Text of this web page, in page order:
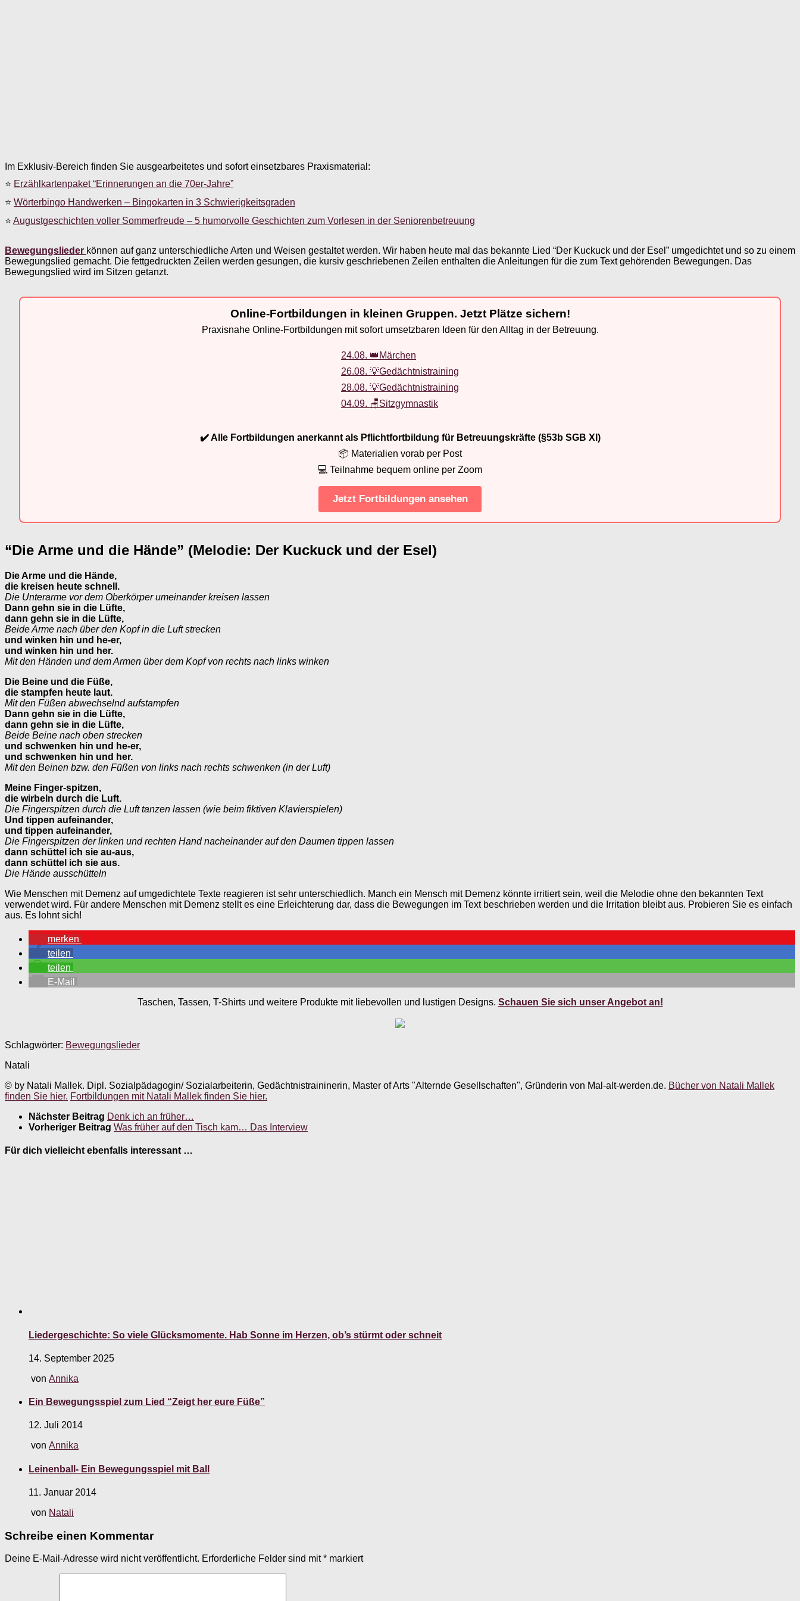
Im Exklusiv-Bereich finden Sie ausgearbeitetes und sofort einsetzbares Praxismaterial:
⭐ Erzählkartenpaket “Erinnerungen an die 70er-Jahre”
⭐ Wörterbingo Handwerken – Bingokarten in 3 Schwierigkeitsgraden
⭐ Augustgeschichten voller Sommerfreude – 5 humorvolle Geschichten zum Vorlesen in der Seniorenbetreuung
Bewegungslieder können auf ganz unterschiedliche Arten und Weisen gestaltet werden. Wir haben heute mal das bekannte Lied “Der Kuckuck und der Esel” umgedichtet und so zu einem
Bewegungslied gemacht. Die fettgedruckten Zeilen werden gesungen, die kursiv geschriebenen Zeilen enthalten die Anleitungen für die zum Text gehörenden Bewegungen. Das
Bewegungslied wird im Sitzen getanzt.
Online-Fortbildungen in kleinen Gruppen. Jetzt Plätze sichern!
Praxisnahe Online-Fortbildungen mit sofort umsetzbaren Ideen für den Alltag in der Betreuung.
24.08. 👑Märchen
26.08. 💡Gedächtnistraining
28.08. 💡Gedächtnistraining
04.09. 🪑Sitzgymnastik
✔️ Alle Fortbildungen anerkannt als Pflichtfortbildung für Betreuungskräfte (§53b SGB XI)
📦 Materialien vorab per Post
💻 Teilnahme bequem online per Zoom
Jetzt Fortbildungen ansehen
“Die Arme und die Hände” (Melodie: Der Kuckuck und der Esel)
Die Arme und die Hände,
die kreisen heute schnell.
Die Unterarme vor dem Oberkörper umeinander kreisen lassen
Dann gehn sie in die Lüfte,
dann gehn sie in die Lüfte,
Beide Arme nach über den Kopf in die Luft strecken
und winken hin und he-er,
und winken hin und her.
Mit den Händen und dem Armen über dem Kopf von rechts nach links winken
Die Beine und die Füße,
die stampfen heute laut.
Mit den Füßen abwechselnd aufstampfen
Dann gehn sie in die Lüfte,
dann gehn sie in die Lüfte,
Beide Beine nach oben strecken
und schwenken hin und he-er,
und schwenken hin und her.
Mit den Beinen bzw. den Füßen von links nach rechts schwenken (in der Luft)
Meine Finger-spitzen,
die wirbeln durch die Luft.
Die Fingerspitzen durch die Luft tanzen lassen (wie beim fiktiven Klavierspielen)
Und tippen aufeinander,
und tippen aufeinander,
Die Fingerspitzen der linken und rechten Hand nacheinander auf den Daumen tippen lassen
dann schüttel ich sie au-aus,
dann schüttel ich sie aus.
Die Hände ausschütteln
Wie Menschen mit Demenz auf umgedichtete Texte reagieren ist sehr unterschiedlich. Manch ein Mensch mit Demenz könnte irritiert sein, weil die Melodie ohne den bekannten Text
verwendet wird. Für andere Menschen mit Demenz stellt es eine Erleichterung dar, dass die Bewegungen im Text beschrieben werden und die Irritation bleibt aus. Probieren Sie es einfach
aus. Es lohnt sich!
merken
teilen
teilen
E-Mail
Taschen, Tassen, T-Shirts und weitere Produkte mit liebevollen und lustigen Designs. Schauen Sie sich unser Angebot an!
Schlagwörter: Bewegungslieder
Natali
© by Natali Mallek. Dipl. Sozialpädagogin/ Sozialarbeiterin, Gedächtnistraininerin, Master of Arts "Alternde Gesellschaften", Gründerin von Mal-alt-werden.de. Bücher von Natali Mallek
finden Sie hier. Fortbildungen mit Natali Mallek finden Sie hier.
Nächster Beitrag Denk ich an früher…
Vorheriger Beitrag Was früher auf den Tisch kam… Das Interview
Für dich vielleicht ebenfalls interessant …
Liedergeschichte: So viele Glücksmomente. Hab Sonne im Herzen, ob’s stürmt oder schneit
14. September 2025
von Annika
Ein Bewegungsspiel zum Lied “Zeigt her eure Füße”
12. Juli 2014
von Annika
Leinenball- Ein Bewegungsspiel mit Ball
11. Januar 2014
von Natali
Schreibe einen Kommentar
Deine E-Mail-Adresse wird nicht veröffentlicht. Erforderliche Felder sind mit* markiert